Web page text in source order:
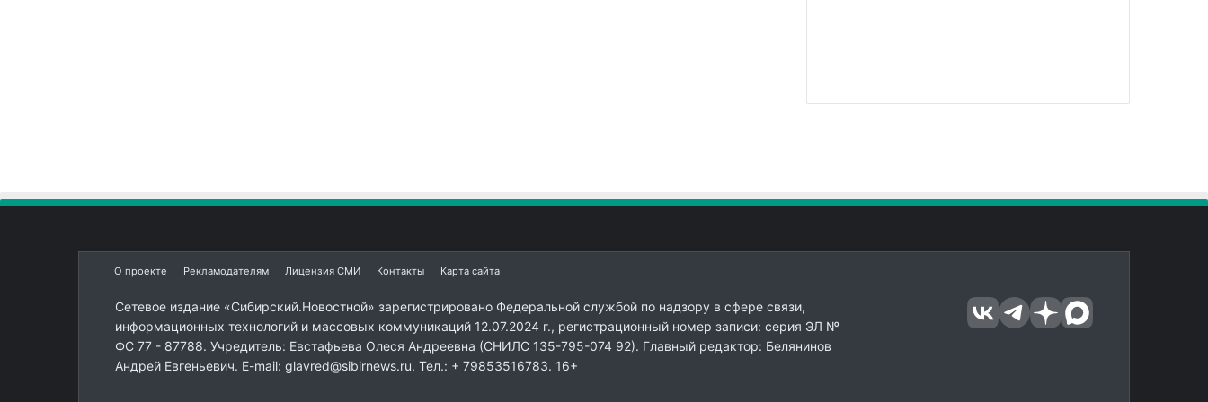
О проекте Рекламодателям Лицензия СМИ Контакты Карта сайта
Сетевое издание «Сибирский.Новостной» зарегистрировано Федеральной службой по надзору в сфере связи,
информационных технологий и массовых коммуникаций 12.07.2024 г., регистрационный номер записи: серия ЭЛ №
ФС 77 - 87788. Учредитель: Евстафьева Олеся Андреевна (СНИЛС 135-795-074 92). Главный редактор: Белянинов
Андрей Евгеньевич. E-mail: glavred@sibirnews.ru. Тел.: + 79853516783. 16+